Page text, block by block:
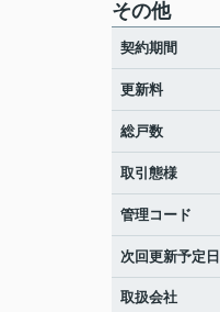
その他
契約期間
更新料
総戸数
取引態様
管理コード
次回更新予定日
取扱会社